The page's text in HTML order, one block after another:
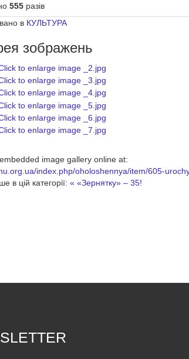
555 разів
в КУЛЬТУРА
зображень
image gallery online at:
index.php/oholoshennya/item/605-
в цій категорії: « «Зернятку» – 35!